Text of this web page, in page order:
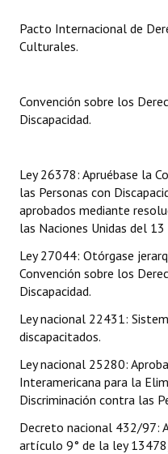
DOCUMENTOS
Proyectos Presentados
Dictámenes Asesoría Letrada
Informes de Unidad
Ejecución Presupuestaria
Actas de Audiencias
NORMATIVA
Comunicaciones
Declaraciones
Resoluciones
Resoluciones de
Pacto Internacional de
Culturales.
Convención sobre los
Discapacidad.
Ley 26378: Apruébase la
las Personas con
aprobados mediante
las Naciones Unidas del
Ley 27044: Otórgase
Convención sobre los
Discapacidad.
Ley nacional 22431:
discapacitados.
Ley nacional 25280:
Interamericana para la
Discriminación contra las
Decreto nacional 432/97:
artículo 9° de la ley